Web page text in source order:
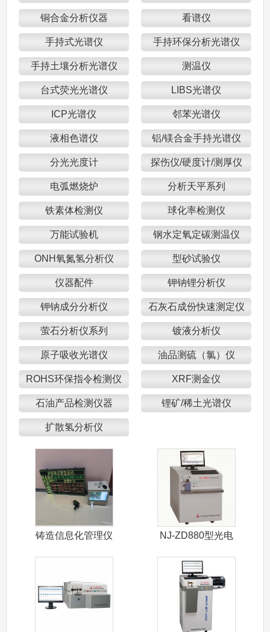
铜合金分析仪器 看谱仪
手持式光谱仪 手持环保分析光谱仪
手持土壤分析光谱仪 测温仪
台式荧光光谱仪 LIBS光谱仪
ICP光谱仪 邻苯光谱仪
液相色谱仪 铝/镁合金手持光谱仪
分光光度计 探伤仪/硬度计/测厚仪
电弧燃烧炉 分析天平系列
铁素体检测仪 球化率检测仪
万能试验机 钢水定氧定碳测温仪
ONH氧氮氢分析仪 型砂试验仪
仪器配件 钾钠锂分析仪
钾钠成分分析仪 石灰石成份快速测定仪
萤石分析仪系列 镀液分析仪
原子吸收光谱仪 油品测硫（氯）仪
ROHS环保指令检测仪 XRF测金仪
石油产品检测仪器 锂矿/稀土光谱仪
扩散氢分析仪
铸造信息化管理仪
NJ-ZD880型光电